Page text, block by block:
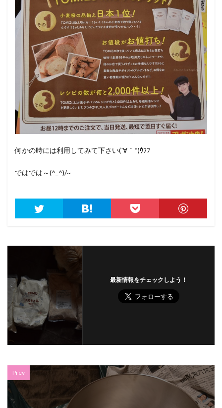
何かの時には利用してみて下さい(´∀｀*)ｳﾌﾌ
ではでは～(^_^)/~
最新情報をチェックしよう！
Prev